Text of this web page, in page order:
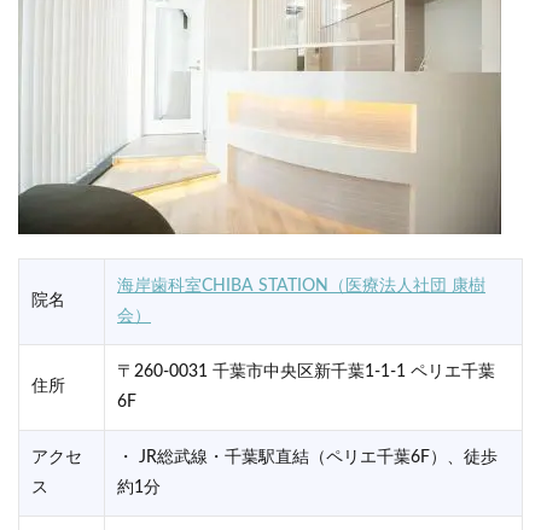
院名
海岸歯科室CHIBA STATION（医療法人社団 康樹
会）
住所
〒260-0031 千葉市中央区新千葉1-1-1 ペリエ千葉
6F
アクセ
ス
・ JR総武線・千葉駅直結（ペリエ千葉6F）、徒歩
約1分